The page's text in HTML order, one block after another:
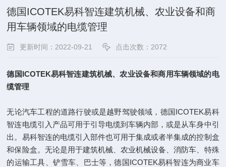
德国ICOTEK易科智连建筑机械、农业设备和商
用车辆领域的电缆管理
更新时间：2022-09-21 点击次数：2072
德国ICOTEK易科智连建筑机械、农业设备和商用车辆领域的电
缆管理
无论汽车工程的道路行驶或是越野驾驶领域，德国ICOTEK易科
智连电缆引入产品可用于引导电缆到车辆内部，或是从车身中引
出。易科智连的电缆引入部件也可用于集成或者半集成的控制盒
和保险盒。无论是用于建筑机械、农业机械设备、消防车、特殊
的运输工具、铲雪车、巴士等，德国ICOTEK易科智连为商业车